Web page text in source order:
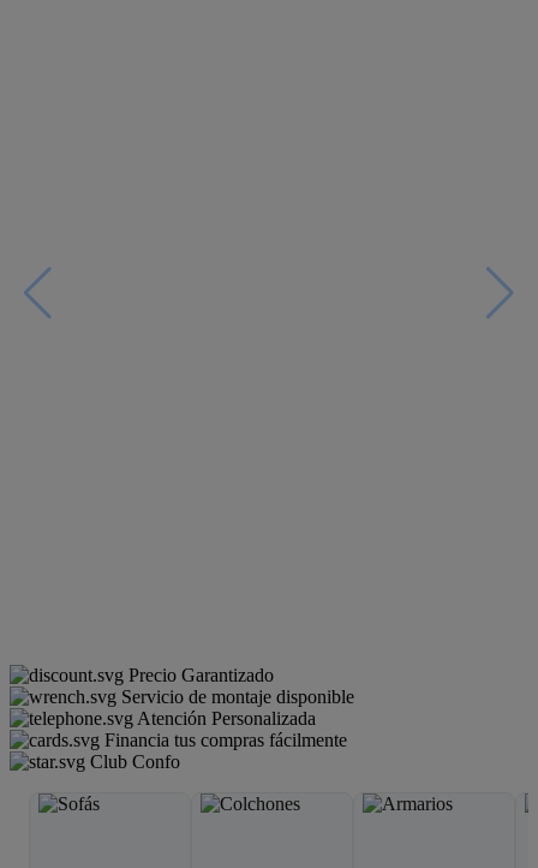
Precio Garantizado
Servicio de montaje disponible
Atención Personalizada
Financia tus compras fácilmente
Club Confo